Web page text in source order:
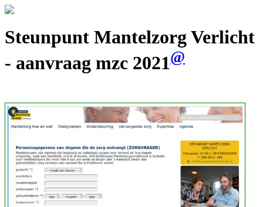
Steunpunt Mantelzorg Verlicht
- aanvraag mzc 2021@